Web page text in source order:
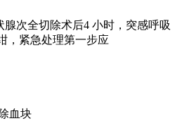
腺次全切除术后4 小时，突感呼吸
，紧急处理第一步应
血块